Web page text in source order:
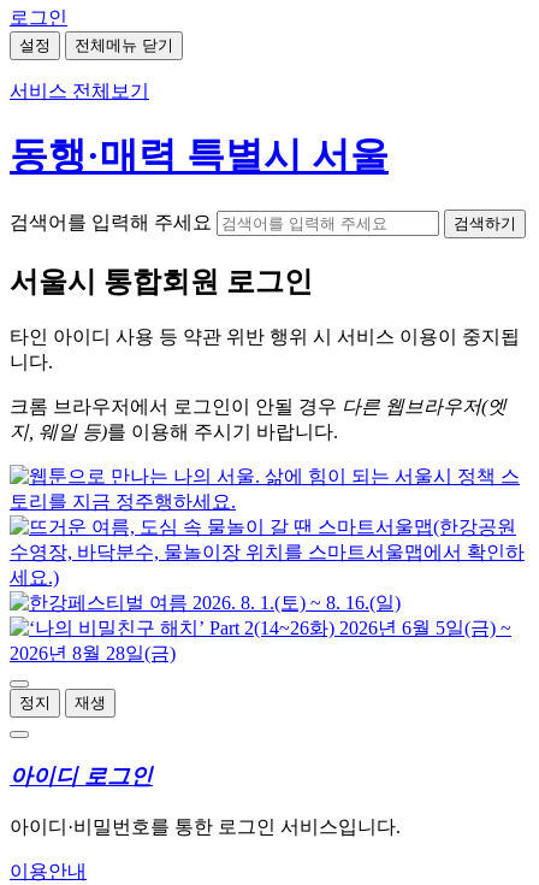
로그인
설정 전체메뉴 닫기
서비스 전체보기
동행·매력 특별시 서울
검색어를 입력해 주세요 검색하기
서울시 통합회원 로그인
타인 아이디 사용 등 약관 위반 행위 시 서비스 이용이 중지됩
니다.
크롬 브라우저에서 로그인이 안될 경우 다른 웹브라우저(엣
지, 웨일 등)를 이용해 주시기 바랍니다.
정지 재생
아이디 로그인
아이디·비밀번호를 통한 로그인 서비스입니다.
이용안내